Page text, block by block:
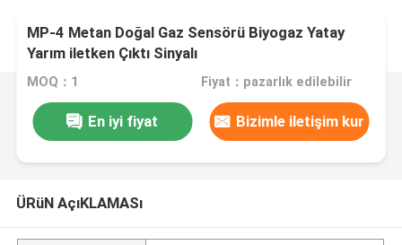
MP-4 Metan Doğal Gaz Sensörü Biyogaz Yatay
Yarım iletken Çıktı Sinyalı
MOQ：1 Fiyat：pazarlık edilebilir
En iyi fiyat Bizimle iletişim kur
ÜRüN AçıKLAMASı